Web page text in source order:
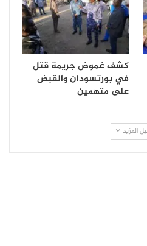
كشف غموض جريمة قتل
في بورتسودان والقبض
على متهمين
المزيد